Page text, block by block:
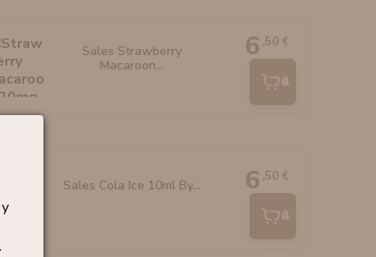
Sales Strawberry
Macaroon...
6 ,50 €
Añadir
Sales Cola Ice 10ml By... 6 ,50 €
Añadir